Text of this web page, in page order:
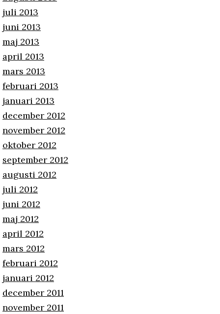
juli 2013
juni 2013
maj 2013
april 2013
mars 2013
februari 2013
januari 2013
december 2012
november 2012
oktober 2012
september 2012
augusti 2012
juli 2012
juni 2012
maj 2012
april 2012
mars 2012
februari 2012
januari 2012
december 2011
november 2011